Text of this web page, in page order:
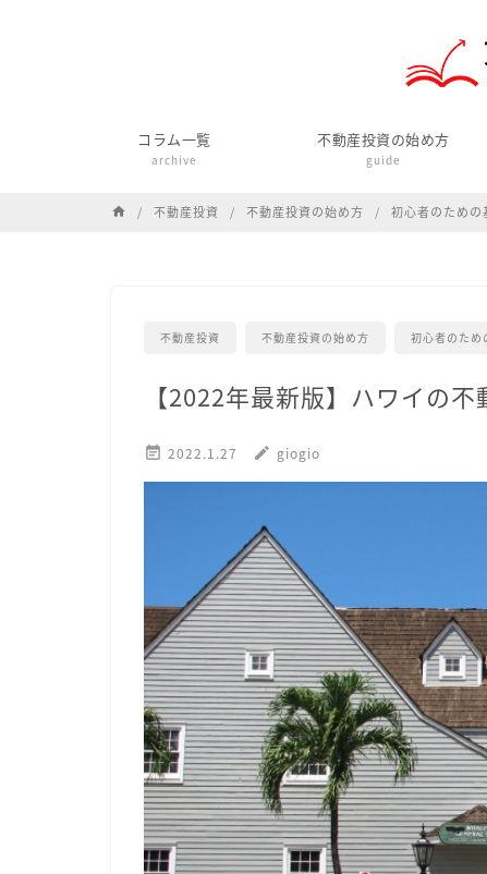
コラム一覧
archive
不動産投資の始め方
guide
home 不動産投資 不動産投資の始め方 初心者のための
不動産投資 不動産投資の始め方 初心者のため
【2022年最新版】ハワイの
 2022.1.27 edit giogio